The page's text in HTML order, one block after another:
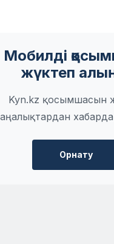
Мобилді
жүктеп
Kyn.kz қосымшасын
Орнату